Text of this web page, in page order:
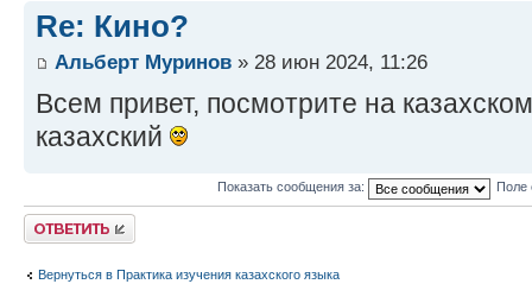
Re: Кино?
Альберт Муринов » 28 июн 2024, 11:26
Всем привет, посмотрите на
казахский
Показать сообщения за: Поле
Ответить
Вернуться в Практика изучения казахского языка